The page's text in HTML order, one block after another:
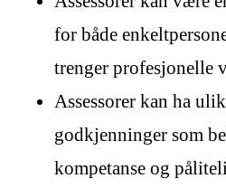
for både
trenger profesjonelle
Assessorer kan ha
godkjenninger som
kompetanse og